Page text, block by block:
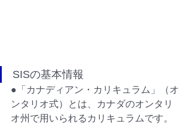
SISの基本情報
●「カナディアン・カリキュラム」（オ
ンタリオ式）とは、カナダのオンタリ
オ州で用いられるカリキュラムです。